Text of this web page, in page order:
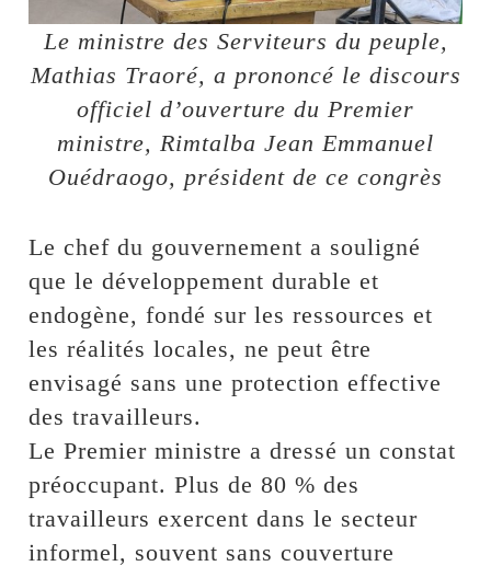
Le ministre des Serviteurs du peuple,
Mathias Traoré, a prononcé le discours
officiel d’ouverture du Premier
ministre, Rimtalba Jean Emmanuel
Ouédraogo, président de ce congrès
Le chef du gouvernement a souligné
que le développement durable et
endogène, fondé sur les ressources et
les réalités locales, ne peut être
envisagé sans une protection effective
des travailleurs.
Le Premier ministre a dressé un constat
préoccupant. Plus de 80 % des
travailleurs exercent dans le secteur
informel, souvent sans couverture